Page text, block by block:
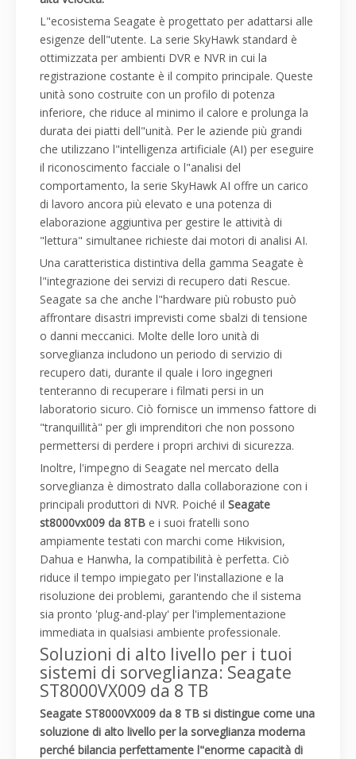
L"ecosistema Seagate è progettato per adattarsi alle
esigenze dell"utente. La serie SkyHawk standard è
ottimizzata per ambienti DVR e NVR in cui la
registrazione costante è il compito principale. Queste
unità sono costruite con un profilo di potenza
inferiore, che riduce al minimo il calore e prolunga la
durata dei piatti dell"unità. Per le aziende più grandi
che utilizzano l"intelligenza artificiale (AI) per eseguire
il riconoscimento facciale o l"analisi del
comportamento, la serie SkyHawk AI offre un carico
di lavoro ancora più elevato e una potenza di
elaborazione aggiuntiva per gestire le attività di
"lettura" simultanee richieste dai motori di analisi AI.
Una caratteristica distintiva della gamma Seagate è
l"integrazione dei servizi di recupero dati Rescue.
Seagate sa che anche l"hardware più robusto può
affrontare disastri imprevisti come sbalzi di tensione
o danni meccanici. Molte delle loro unità di
sorveglianza includono un periodo di servizio di
recupero dati, durante il quale i loro ingegneri
tenteranno di recuperare i filmati persi in un
laboratorio sicuro. Ciò fornisce un immenso fattore di
"tranquillità" per gli imprenditori che non possono
permettersi di perdere i propri archivi di sicurezza.
Inoltre, l'impegno di Seagate nel mercato della
sorveglianza è dimostrato dalla collaborazione con i
principali produttori di NVR. Poiché il Seagate
st8000vx009 da 8TB e i suoi fratelli sono
ampiamente testati con marchi come Hikvision,
Dahua e Hanwha, la compatibilità è perfetta. Ciò
riduce il tempo impiegato per l'installazione e la
risoluzione dei problemi, garantendo che il sistema
sia pronto 'plug-and-play' per l'implementazione
immediata in qualsiasi ambiente professionale.
Soluzioni di alto livello per i tuoi
sistemi di sorveglianza: Seagate
ST8000VX009 da 8 TB
Seagate ST8000VX009 da 8 TB si distingue come una
soluzione di alto livello per la sorveglianza moderna
perché bilancia perfettamente l"enorme capacità di